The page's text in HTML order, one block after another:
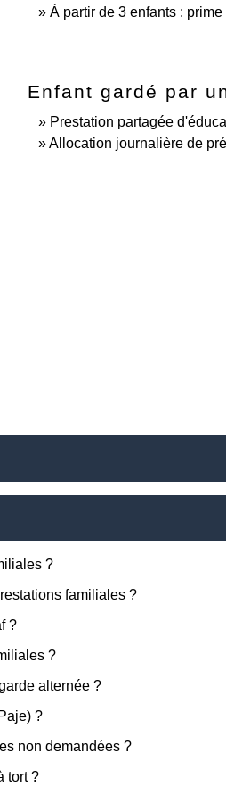
À partir de 3 enfants :
Enfant gardé par
Prestation partagée
Allocation journalière de
?
familiales ?
?
?
alternée ?
?
non demandées ?
tort ?